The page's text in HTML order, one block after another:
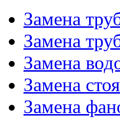
Замена
Замена
Замена
Замена
Замена